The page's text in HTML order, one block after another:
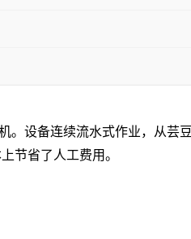
。设备连续流水式作业，从芸
节省了人工费用。